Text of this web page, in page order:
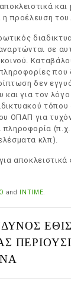
και
η προέλευση του.
σε
που
δεν
και για τον
τόπου
ΟΠΑΠ για
πληροφορία
κλπ).
αποκλειστικά
and INTIME.